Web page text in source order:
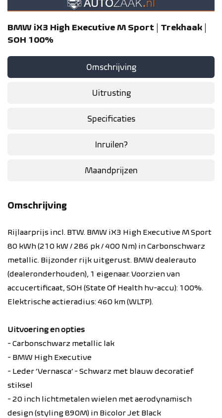
BMW iX3 High Executive M Sport | Trekhaak |
SOH 100%
Omschrijving
Uitrusting
Specificaties
Inruilen?
Maandprijzen
Omschrijving
Rijlaarprijs incl. BTW. BMW iX3 High Executive M Sport
80 kWh (210 kW / 286 pk / 400 Nm) in Carbonschwarz
metallic. Bijzonder rijk uitgerust. BMW dealerauto
(dealeronderhouden), 1 eigenaar. Voorzien van
accucertificaat, SOH (State Of Health hv-accu): 100%.
Elektrische actieradius: 460 km (WLTP).
Uitvoering en opties
- Carbonschwarz metallic lak
- BMW High Executive
- Leder ‘Vernasca’ - Schwarz met blauw decoratief
stiksel
- 20 inch lichtmetalen wielen met aerodynamisch
design (styling 890M) in Bicolor Jet Black